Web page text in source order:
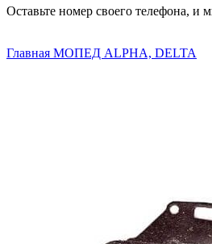
Оставьте номер своего телефона, и
Главная МОПЕД ALPHA, DELTA